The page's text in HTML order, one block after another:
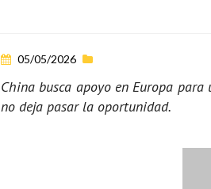
05/05/2026
China busca apoyo en Europa
no deja pasar la oportunidad.